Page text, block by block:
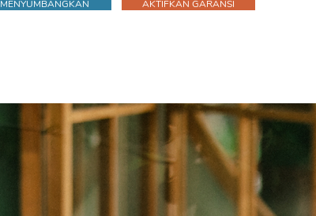
AKTIFKAN GARANSI
MENYUMBANGKAN